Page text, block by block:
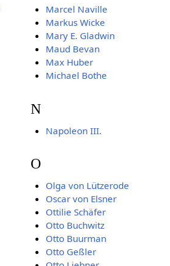
Marcel Naville
Markus Wicke
Mary E. Gladwin
Maud Bevan
Max Huber
Michael Bothe
N
Napoleon III.
O
Olga von Lützerode
Oscar von Elsner
Ottilie Schäfer
Otto Buchwitz
Otto Buurman
Otto Geßler